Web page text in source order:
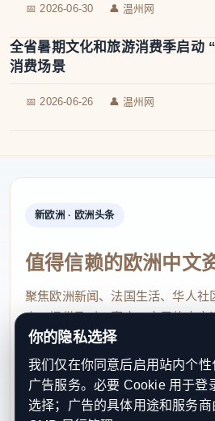
📅 2026-06-30 👤 温州网
全省暑期文化和旅游消费季启动
消费场景
📅 2026-06-26 👤 温州网
新欧洲 · 欧洲头条
值得信赖的欧洲中文
聚焦欧洲新闻、法国生活、华人社
点，提供及时、真实、实用的中文
速了解欧洲动态。
contact@xinouzhou.com
服务支持、版权与合作：工作日优
利通知
你的隐私选择
我们仅在你同意后启用站内个
广告服务。必要 Cookie 用于登
选择；广告的具体用途和服务